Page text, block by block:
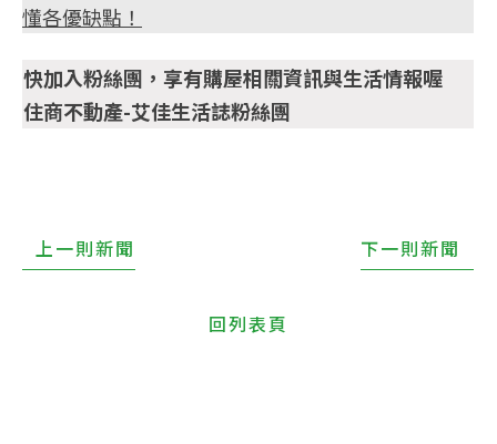
懂各優缺點！
快加入粉絲團，享有購屋相關資訊與生活情報喔
住商不動產-艾佳生活誌粉絲團
上一則新聞 下一則新聞
回列表頁